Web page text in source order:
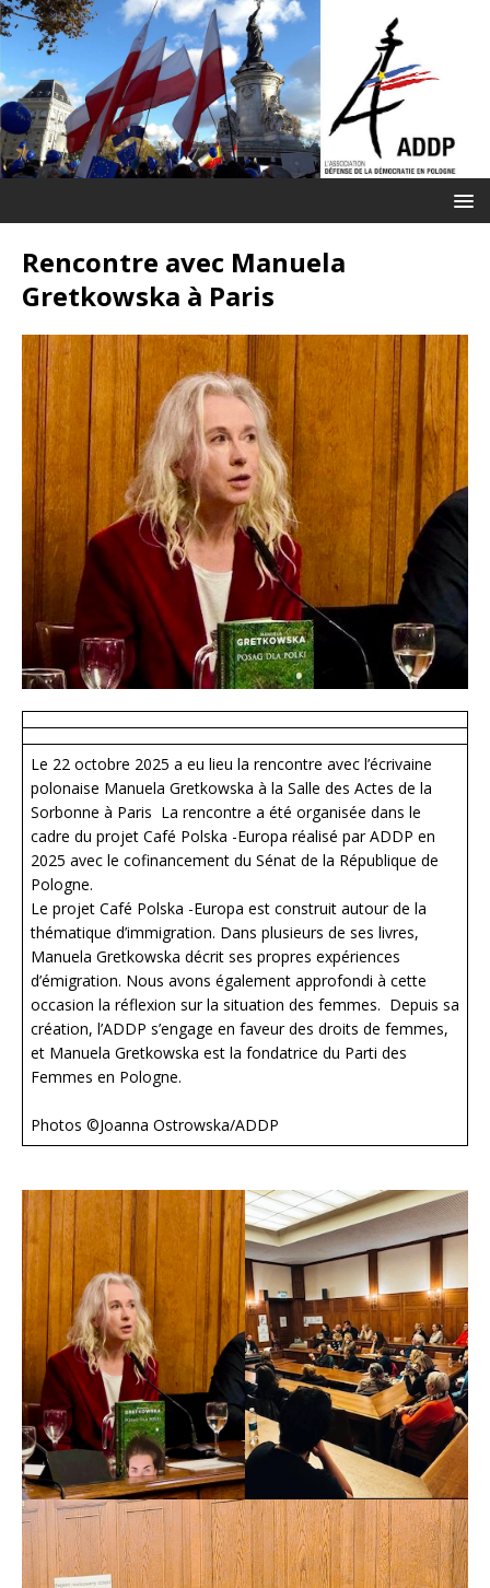
Rencontre avec Manuela
Gretkowska à Paris
Le 22 octobre 2025 a eu lieu la rencontre avec l’écrivaine
polonaise Manuela Gretkowska à la Salle des Actes de la
Sorbonne à Paris La rencontre a été organisée dans le
cadre du projet Café Polska -Europa réalisé par ADDP en
2025 avec le cofinancement du Sénat de la République de
Pologne.
Le projet Café Polska -Europa est construit autour de la
thématique d’immigration. Dans plusieurs de ses livres,
Manuela Gretkowska décrit ses propres expériences
d’émigration. Nous avons également approfondi à cette
occasion la réflexion sur la situation des femmes. Depuis sa
création, l’ADDP s’engage en faveur des droits de femmes,
et Manuela Gretkowska est la fondatrice du Parti des
Femmes en Pologne.
Photos ©Joanna Ostrowska/ADDP